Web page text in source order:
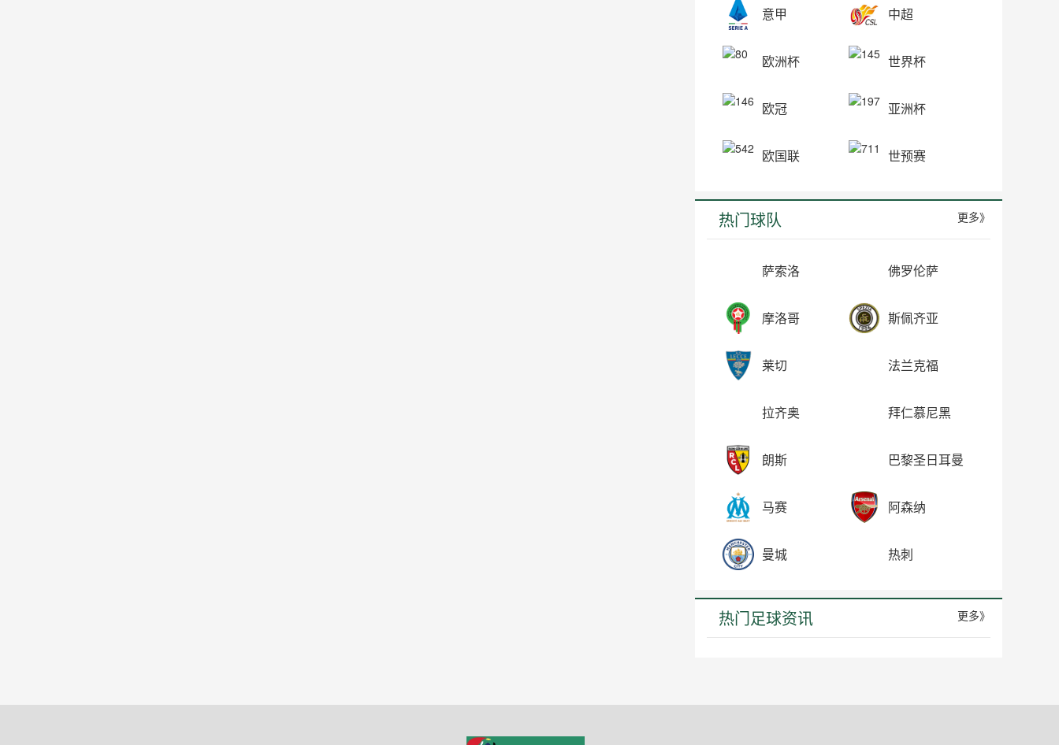
意甲 中超
欧洲杯 世界杯
欧冠 亚洲杯
欧国联 世预赛
热门球队 更多》
萨索洛 佛罗伦萨
摩洛哥 斯佩齐亚
莱切 法兰克福
拉齐奥 拜仁慕尼黑
朗斯 巴黎圣日耳曼
马赛 阿森纳
曼城 热刺
热门足球资讯 更多》